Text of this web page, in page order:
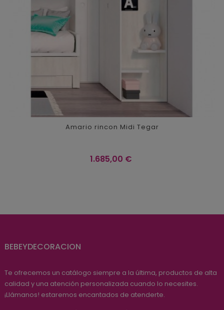
Amario rincon Midi Tegar
Precio
1.685,00 €
BEBEYDECORACION
Te ofrecemos un catálogo siempre a la última, productos de alta
calidad y una atención personalizada cuando lo necesites.
¡Llámanos! estaremos encantados de atenderte.